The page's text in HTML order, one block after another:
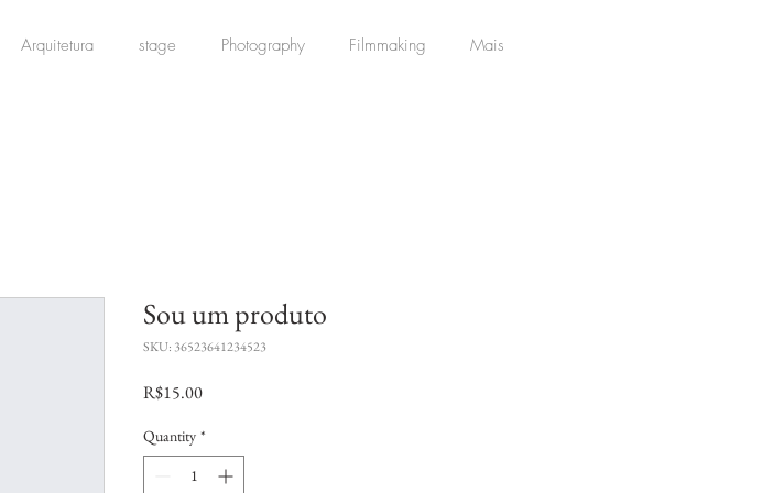
Arquitetura stage Photography Filmmaking Mais
Sou um produto
SKU: 36523641234523
R$15.00Price
Quantity *